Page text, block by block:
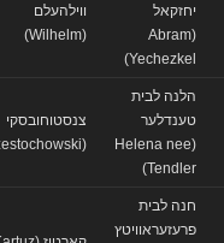
יחזקאל
(Abram
Yechezkel)
ווילהעלם
הלנה לבית
טענדלער
(Helena nee
Tendler)
צנסטוחובסקי
(Czestochowski)
חנה לבית
פרעזעראוויטץ